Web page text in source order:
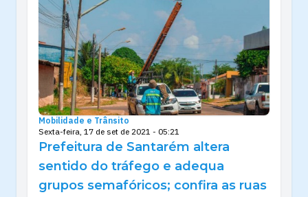
Mobilidade e Trânsito
Sexta-feira, 17 de set de 2021 - 05:21
Prefeitura de Santarém altera
sentido do tráfego e adequa
grupos semafóricos; confira as ruas